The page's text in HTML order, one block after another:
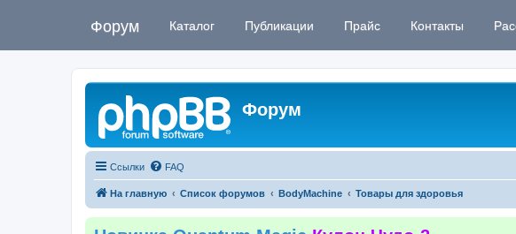
Форум Каталог Публикации Прайс Контакты
Форум
Ссылки FAQ
На главную Список форумов BodyMachine Товары для здоровья